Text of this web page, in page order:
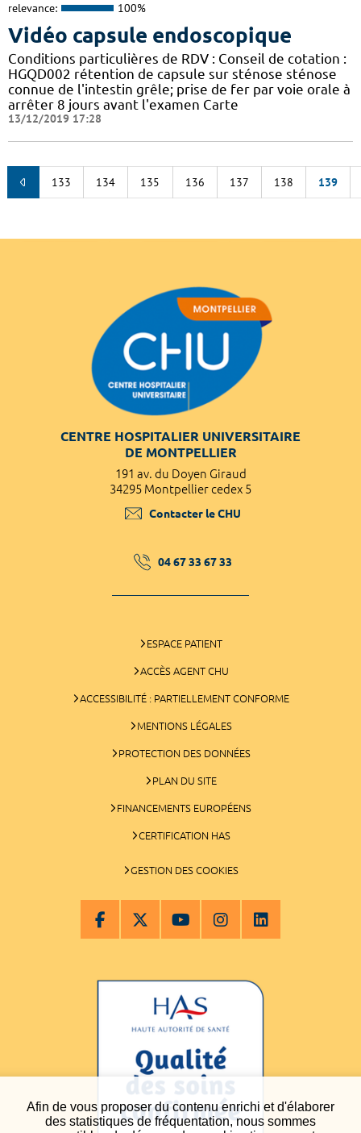
Afin de vous proposer du contenu enrichi et d'élaborer
des statistiques de fréquentation, nous sommes
relevance: 100%
Vidéo capsule endoscopique
Conditions particulières de RDV : Conseil de cotation :
HGQD002 rétention de capsule sur sténose sténose
connue de l'intestin grêle; prise de fer par voie orale à
arrêter 8 jours avant l'examen Carte
13/12/2019 17:28
133 134 135 136 137 138 139
CENTRE HOSPITALIER UNIVERSITAIRE
DE MONTPELLIER
191 av. du Doyen Giraud
34295 Montpellier cedex 5
Contacter le CHU
04 67 33 67 33
ESPACE PATIENT
ACCÈS AGENT CHU
ACCESSIBILITÉ : PARTIELLEMENT CONFORME
MENTIONS LÉGALES
PROTECTION DES DONNÉES
PLAN DU SITE
FINANCEMENTS EUROPÉENS
CERTIFICATION HAS
GESTION DES COOKIES